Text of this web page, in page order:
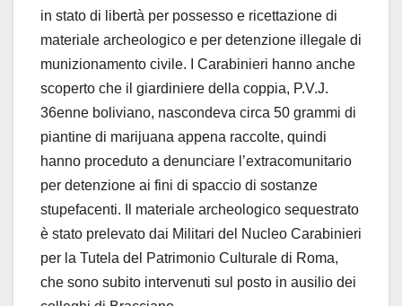
in stato di libertà per possesso e ricettazione di
materiale archeologico e per detenzione illegale di
munizionamento civile. I Carabinieri hanno anche
scoperto che il giardiniere della coppia, P.V.J.
36enne boliviano, nascondeva circa 50 grammi di
piantine di marijuana appena raccolte, quindi
hanno proceduto a denunciare l’extracomunitario
per detenzione ai fini di spaccio di sostanze
stupefacenti. Il materiale archeologico sequestrato
è stato prelevato dai Militari del Nucleo Carabinieri
per la Tutela del Patrimonio Culturale di Roma,
che sono subito intervenuti sul posto in ausilio dei